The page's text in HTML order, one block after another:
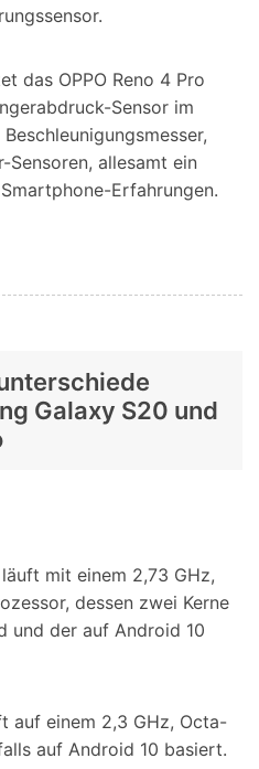
das OPPO Reno 4 Pro
Sensor im
Sensoren, allesamt ein
Erfahrungen.
Galaxy S20 und
mit einem 2,73 GHz,
dessen zwei Kerne
und der auf Android 10
auf einem 2,3 GHz, Octa-
auf Android 10 basiert.